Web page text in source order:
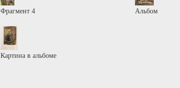
Фрагмент 4 Альбом
Картина в альбоме